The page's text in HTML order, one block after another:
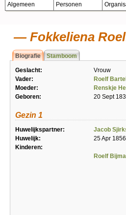
Algemeen Personen
Fokkeliena
Biografie Stamboom
Geslacht:
Vrouw
Vader:
Roelf
Moeder:
Renskje
Geboren:
20 Sept
Gezin 1
Huwelijkspartner: Jacob
Huwelijk:
25 Apr 1856
Kinderen:
Roelf Bijma